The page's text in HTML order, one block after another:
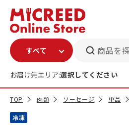
商品を
お届け先エリア:選択してください
TOP 肉類 ソーセージ 単品
冷凍